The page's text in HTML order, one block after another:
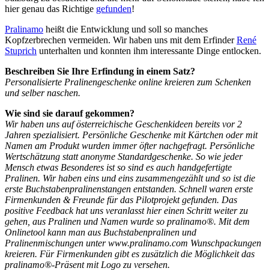
hier genau das Richtige gefunden!
Pralinamo heißt die Entwicklung und soll so manches
Kopfzerbrechen vermeiden. Wir haben uns mit dem ErfinderRené
Stuprich unterhalten und konnten ihm interessante Dinge entlocken.
Beschreiben Sie Ihre Erfindung in einem Satz?
Personalisierte Pralinengeschenke online kreieren zum Schenken
und selber naschen.
Wie sind sie darauf gekommen?
Wir haben uns auf österreichische Geschenkideen bereits vor 2
Jahren spezialisiert. Persönliche Geschenke mit Kärtchen oder mit
Namen am Produkt wurden immer öfter nachgefragt. Persönliche
Wertschätzung statt anonyme Standardgeschenke. So wie jeder
Mensch etwas Besonderes ist so sind es auch handgefertigte
Pralinen. Wir haben eins und eins zusammengezählt und so ist die
erste Buchstabenpralinenstangen entstanden. Schnell waren erste
Firmenkunden & Freunde für das Pilotprojekt gefunden. Das
positive Feedback hat uns veranlasst hier einen Schritt weiter zu
gehen, aus Pralinen und Namen wurde so pralinamo®. Mit dem
Onlinetool kann man aus Buchstabenpralinen und
Pralinenmischungen unter www.pralinamo.com Wunschpackungen
kreieren. Für Firmenkunden gibt es zusätzlich die Möglichkeit das
pralinamo®-Präsent mit Logo zu versehen.